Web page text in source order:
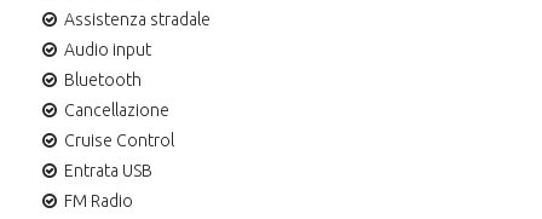
Assistenza stradale
Audio input
Bluetooth
Cancellazione
Cruise Control
Entrata USB
FM Radio